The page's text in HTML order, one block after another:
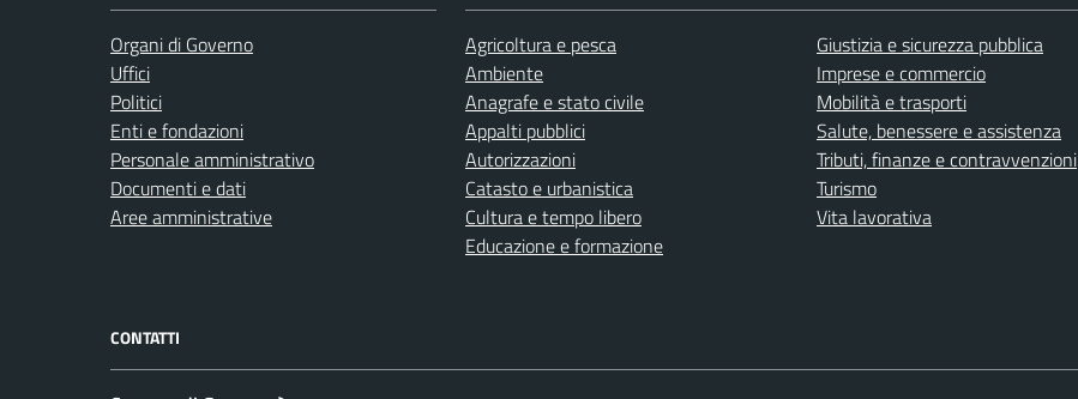
Organi di Governo
Uffici
Politici
Enti e fondazioni
Personale amministrativo
Documenti e dati
Aree amministrative
Agricoltura e pesca
Ambiente
Anagrafe e stato civile
Appalti pubblici
Autorizzazioni
Catasto e urbanistica
Cultura e tempo libero
Educazione e formazione
Giustizia e sicurezza pubblica
Imprese e commercio
Mobilità e trasporti
Salute, benessere e assistenza
Tributi, finanze e contravvenzioni
Turismo
Vita lavorativa
CONTATTI